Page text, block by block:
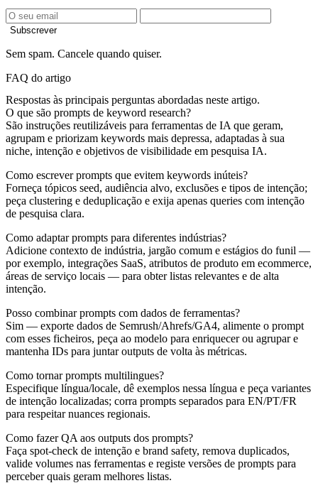
Subscrever
Sem spam. Cancele quando quiser.
FAQ do artigo
Respostas às principais perguntas abordadas neste artigo.
O que são prompts de keyword research?
São instruções reutilizáveis para ferramentas de IA que geram,
agrupam e priorizam keywords mais depressa, adaptadas à sua
niche, intenção e objetivos de visibilidade em pesquisa IA.
Como escrever prompts que evitem keywords inúteis?
Forneça tópicos seed, audiência alvo, exclusões e tipos de intenção;
peça clustering e deduplicação e exija apenas queries com intenção
de pesquisa clara.
Como adaptar prompts para diferentes indústrias?
Adicione contexto de indústria, jargão comum e estágios do funil —
por exemplo, integrações SaaS, atributos de produto em ecommerce,
áreas de serviço locais — para obter listas relevantes e de alta
intenção.
Posso combinar prompts com dados de ferramentas?
Sim — exporte dados de Semrush/Ahrefs/GA4, alimente o prompt
com esses ficheiros, peça ao modelo para enriquecer ou agrupar e
mantenha IDs para juntar outputs de volta às métricas.
Como tornar prompts multilingues?
Especifique língua/locale, dê exemplos nessa língua e peça variantes
de intenção localizadas; corra prompts separados para EN/PT/FR
para respeitar nuances regionais.
Como fazer QA aos outputs dos prompts?
Faça spot‑check de intenção e brand safety, remova duplicados,
valide volumes nas ferramentas e registe versões de prompts para
perceber quais geram melhores listas.